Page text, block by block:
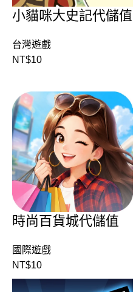
小貓咪大史記代儲值
台灣遊戲
NT$10
時尚百貨城代儲值
國際遊戲
NT$10